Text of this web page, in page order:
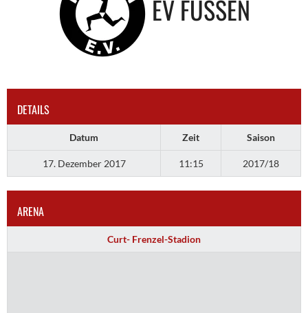
EV FÜSSEN
DETAILS
Datum Zeit Saison
17. Dezember 2017 11:15 2017/18
ARENA
Curt- Frenzel-Stadion